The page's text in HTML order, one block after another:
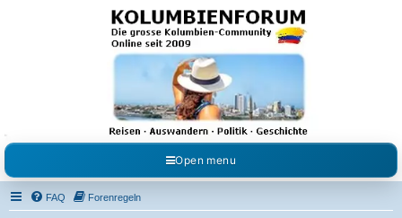
Kolumbienforum - Das
grosse Forum der
Freunde Kolumbiens
Reisen, Auswandern, Kultur, Politik, Geschichte und Visum in Kolumbien und Venezuela.
Austausch, Erfahrungen und Gemeinschaft im Kolumbienforum
Open menu
FAQ Forenregeln